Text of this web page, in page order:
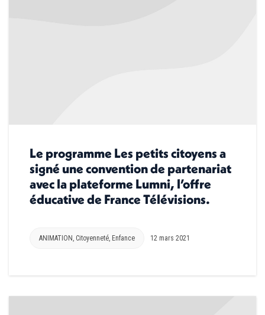
Le programme Les petits citoyens a
signé une convention de partenariat
avec la plateforme Lumni, l’offre
éducative de France Télévisions.
ANIMATION , Citoyenneté, Enfance 12 mars 2021